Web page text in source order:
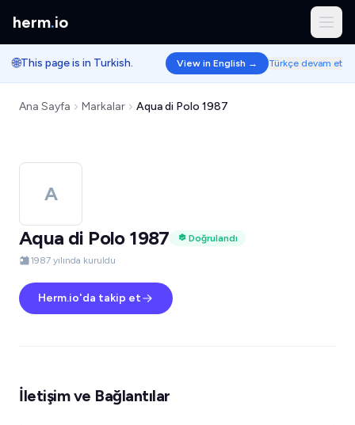
herm.io
🌐This page is in Turkish. View in English → Türkçe devam et
Ana Sayfa Markalar Aqua di Polo 1987
A
Aqua di Polo 1987
Doğrulandı
1987 yılında kuruldu
Herm.io'da takip et
İletişim ve Bağlantılar